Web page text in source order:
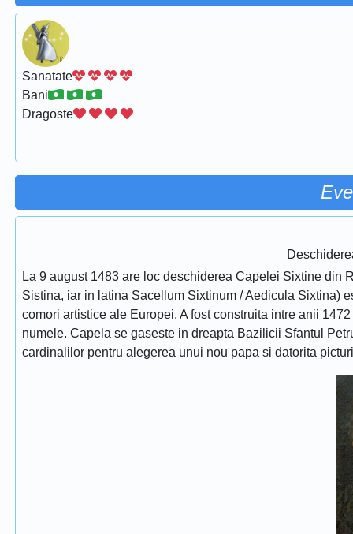
Sanatate
Bani
Dragoste
La 9 august 1483 are loc deschiderea Capelei Sixtine
Sistina, iar in latina Sacellum Sixtinum / Aedicula Sixtina)
comori artistice ale Europei. A fost construita intre anii
numele. Capela se gaseste in dreapta Bazilicii Sfantul
cardinalilor pentru alegerea unui nou papa si datorita